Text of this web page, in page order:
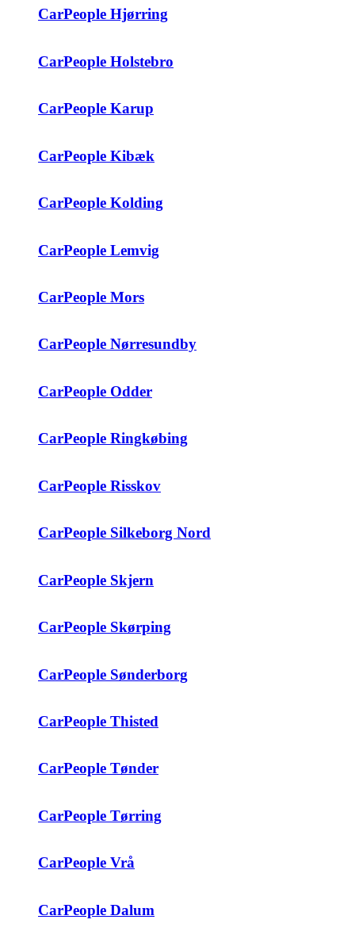
CarPeople Hjørring
CarPeople Holstebro
CarPeople Karup
CarPeople Kibæk
CarPeople Kolding
CarPeople Lemvig
CarPeople Mors
CarPeople Nørresundby
CarPeople Odder
CarPeople Ringkøbing
CarPeople Risskov
CarPeople Silkeborg Nord
CarPeople Skjern
CarPeople Skørping
CarPeople Sønderborg
CarPeople Thisted
CarPeople Tønder
CarPeople Tørring
CarPeople Vrå
CarPeople Dalum